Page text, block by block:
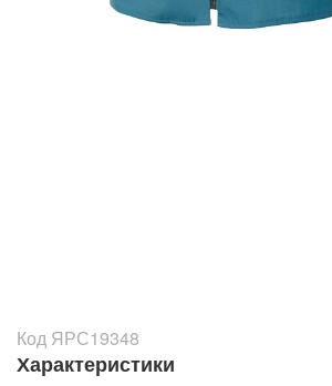
Код ЯРС19348
Характеристики